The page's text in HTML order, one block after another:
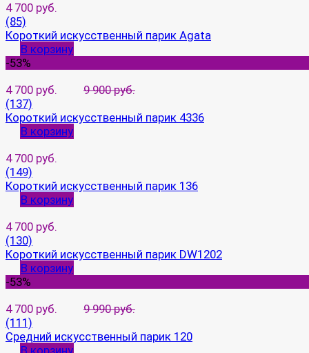
4 700 руб.
(85)
Короткий искусственный парик Agata
В корзину
-53%
4 700 руб.
9 900 руб.
(137)
Короткий искусственный парик 4336
В корзину
4 700 руб.
(149)
Короткий искусственный парик 136
В корзину
4 700 руб.
(130)
Короткий искусственный парик DW1202
В корзину
-53%
4 700 руб.
9 990 руб.
(111)
Средний искусственный парик 120